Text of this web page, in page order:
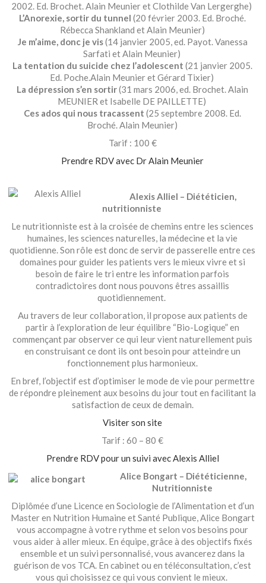
2002. Ed. Brochet. Alain Meunier et Clothilde Van Lergerghe)
L’Anorexie, sortir du tunnel (20 février 2003. Ed. Broché.
Rébecca Shankland etAlain Meunier)
Je m’aime, donc je vis(14 janvier 2005, ed. Payot.Vanessa
Sarfati etAlain Meunier)
La tentation du suicide chez l’adolescent (21 janvier 2005.
Ed. Poche.Alain MeunieretGérard Tixier)
La dépression s’en sortir(31 mars 2006, ed. Brochet. Alain
MEUNIER et Isabelle DE PAILLETTE)
Ces ados qui nous tracassent (25 septembre 2008. Ed.
Broché. Alain Meunier)
Tarif : 100 €
Prendre RDV avec Dr Alain Meunier
Alexis Alliel – Diététicien,
nutritionniste
Le nutritionniste est à la croisée de chemins entre les sciences
humaines, les sciences naturelles, la médecine et la vie
quotidienne. Son rôle est donc de servir de passerelle entre ces
domaines pour guider les patients vers le mieux vivre et si
besoin de faire le tri entre les information parfois
contradictoires dont nous pouvons êtres assaillis
quotidiennement.
Au travers de leur collaboration, il propose aux patients de
partir à l’exploration de leur équilibre “Bio-Logique” en
commençant par observer ce qui leur vient naturellement puis
en construisant ce dont ils ont besoin pour atteindre un
fonctionnement plus harmonieux.
En bref, l’objectif est d’optimiser le mode de vie pour permettre
de répondre pleinement aux besoins du jour tout en facilitant la
satisfaction de ceux de demain.
Visiter son site
Tarif : 60 – 80 €
Prendre RDV pour un suivi avec Alexis Alliel
Alice Bongart – Diététicienne,
Nutritionniste
Diplômée d’une Licence en Sociologie de l’Alimentation et d’un
Master en Nutrition Humaine et Santé Publique, Alice Bongart
vous accompagne à votre rythme et selon vos besoins pour
vous aider à aller mieux. En équipe, grâce à des objectifs fixés
ensemble et un suivi personnalisé, vous avancerez dans la
guérison de vos TCA. En cabinet ou en téléconsultation, c’est
vous qui choisissez ce qui vous convient le mieux.